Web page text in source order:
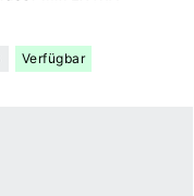
Verfügbar